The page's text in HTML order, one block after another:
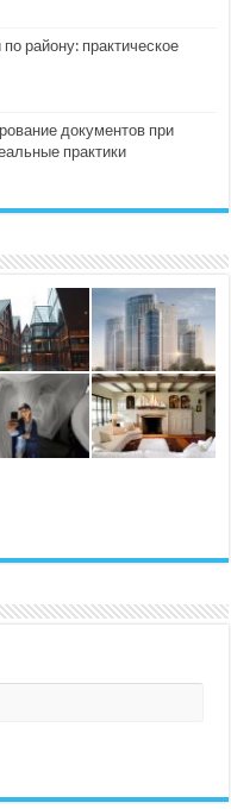
району: практическое
документов при
практики